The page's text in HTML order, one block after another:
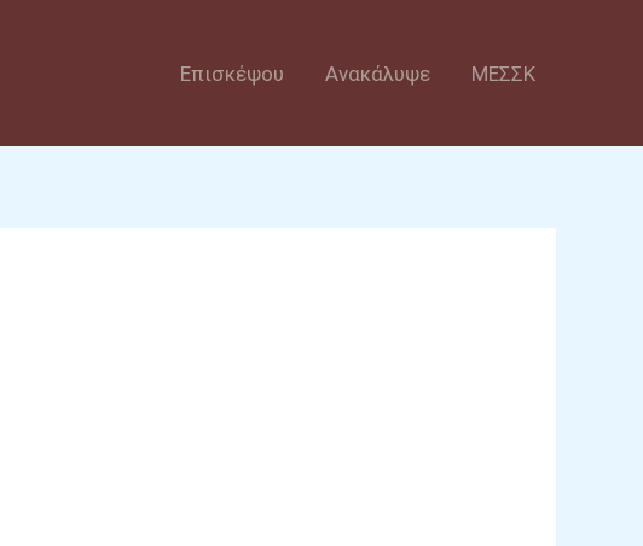
Επισκέψου Ανακάλυψε ΜΕΣΣΚ